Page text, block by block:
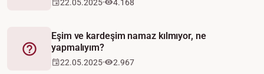
22.05.2025 4.168
Fetva
Eşim ve kardeşim namaz kılmıyor, ne
yapmalıyım?
22.05.2025 2.967